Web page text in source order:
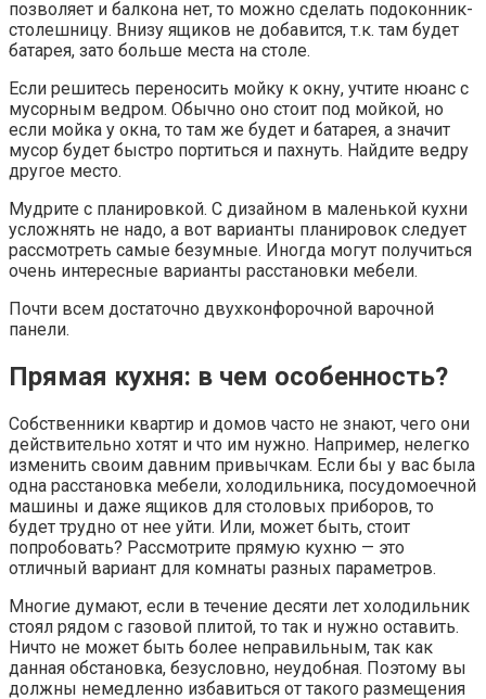
позволяет и балкона нет, то можно сделать подоконник-
столешницу. Внизу ящиков не добавится, т.к. там будет
батарея, зато больше места на столе.
Если решитесь переносить мойку к окну, учтите нюанс с
мусорным ведром. Обычно оно стоит под мойкой, но
если мойка у окна, то там же будет и батарея, а значит
мусор будет быстро портиться и пахнуть. Найдите ведру
другое место.
Мудрите с планировкой. С дизайном в маленькой кухни
усложнять не надо, а вот варианты планировок следует
рассмотреть самые безумные. Иногда могут получиться
очень интересные варианты расстановки мебели.
Почти всем достаточно двухконфорочной варочной
панели.
Прямая кухня: в чем особенность?
Собственники квартир и домов часто не знают, чего они
действительно хотят и что им нужно. Например, нелегко
изменить своим давним привычкам. Если бы у вас была
одна расстановка мебели, холодильника, посудомоечной
машины и даже ящиков для столовых приборов, то
будет трудно от нее уйти. Или, может быть, стоит
попробовать? Рассмотрите прямую кухню — это
отличный вариант для комнаты разных параметров.
Многие думают, если в течение десяти лет холодильник
стоял рядом с газовой плитой, то так и нужно оставить.
Ничто не может быть более неправильным, так как
данная обстановка, безусловно, неудобная. Поэтому вы
должны немедленно избавиться от такого размещения